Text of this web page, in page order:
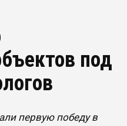
под
первую победу в